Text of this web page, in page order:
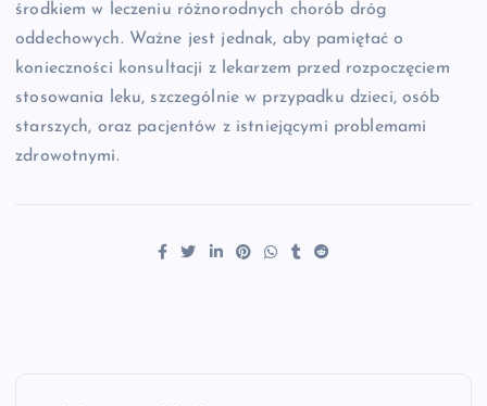
środkiem w leczeniu różnorodnych chorób dróg
oddechowych. Ważne jest jednak, aby pamiętać o
konieczności konsultacji z lekarzem przed rozpoczęciem
stosowania leku, szczególnie w przypadku dzieci, osób
starszych, oraz pacjentów z istniejącymi problemami
zdrowotnymi.